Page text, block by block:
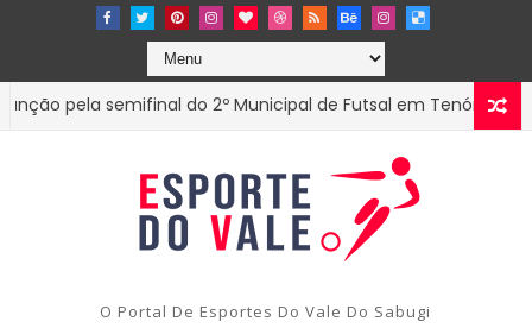
semifinal do 2º Municipal de Futsal em Tenório-PB
O Portal De Esportes Do Vale Do Sabugi